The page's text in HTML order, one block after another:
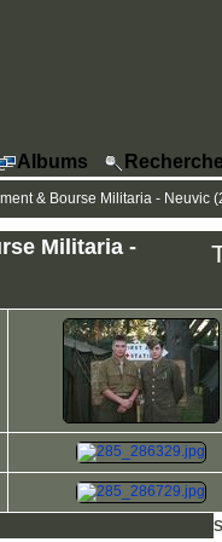
Albums
& Bourse Militaria - Neuvic
Militaria -